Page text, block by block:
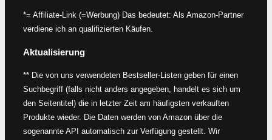
*= Affiliate-Link (=Werbung) Das bedeutet: Als Amazon-Partner
verdiene ich an qualifizierten Käufen.
Aktualisierung
** Die von uns verwendeten Bestseller-Listen geben für einen
Suchbegriff (falls nicht anders angegeben, handelt es sich um
den Seitentitel) die in letzter Zeit am häufigsten verkauften
Produkte wieder. Die Daten werden von Amazon über die
sogenannte API automatisch zur Verfügung gestellt. Wir